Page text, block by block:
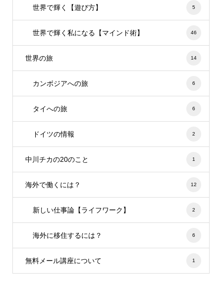
世界で輝く【遊び方】 5
世界で輝く私になる【マインド術】 46
世界の旅 14
カンボジアへの旅 6
タイへの旅 6
ドイツの情報 2
中川チカの20のこと 1
海外で働くには？ 12
新しい仕事論【ライフワーク】 2
海外に移住するには？ 6
無料メール講座について 1